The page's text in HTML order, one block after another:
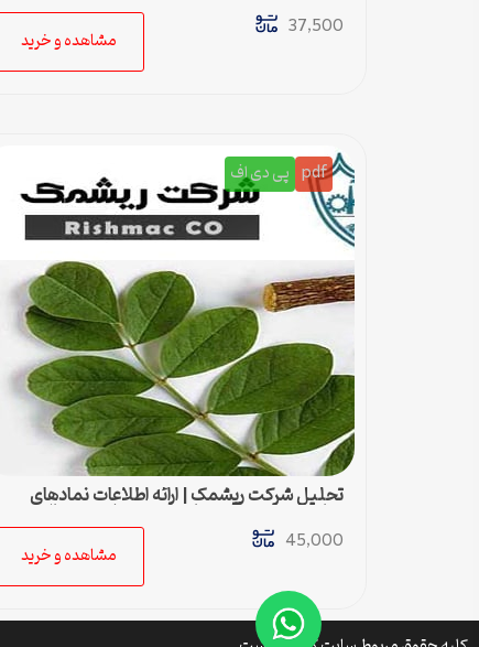
37,500
مشاهده و خرید
pdf پی دی اف
تحلیل شرکت ریشمک | ارائه اطلاعات نمادهای
45,000
مشاهده و خرید